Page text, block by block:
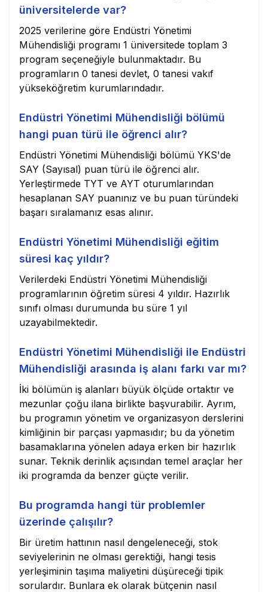
üniversitelerde var?
2025 verilerine göre Endüstri Yönetimi
Mühendisliği programı 1 üniversitede toplam 3
program seçeneğiyle bulunmaktadır. Bu
programların 0 tanesi devlet, 0 tanesi vakıf
yükseköğretim kurumlarındadır.
Endüstri Yönetimi Mühendisliği bölümü
hangi puan türü ile öğrenci alır?
Endüstri Yönetimi Mühendisliği bölümü YKS'de
SAY (Sayısal) puan türü ile öğrenci alır.
Yerleştirmede TYT ve AYT oturumlarından
hesaplanan SAY puanınız ve bu puan türündeki
başarı sıralamanız esas alınır.
Endüstri Yönetimi Mühendisliği eğitim
süresi kaç yıldır?
Verilerdeki Endüstri Yönetimi Mühendisliği
programlarının öğretim süresi 4 yıldır. Hazırlık
sınıfı olması durumunda bu süre 1 yıl
uzayabilmektedir.
Endüstri Yönetimi Mühendisliği ile Endüstri
Mühendisliği arasında iş alanı farkı var mı?
İki bölümün iş alanları büyük ölçüde ortaktır ve
mezunlar çoğu ilana birlikte başvurabilir. Ayrım,
bu programın yönetim ve organizasyon derslerini
kimliğinin bir parçası yapmasıdır; bu da yönetim
basamaklarına yönelen adaya erken bir hazırlık
sunar. Teknik derinlik açısından temel araçlar her
iki programda da benzer güçte verilir.
Bu programda hangi tür problemler
üzerinde çalışılır?
Bir üretim hattının nasıl dengeleneceği, stok
seviyelerinin ne olması gerektiği, hangi tesis
yerleşiminin taşıma maliyetini düşüreceği tipik
sorulardır. Bunlara ek olarak bütçenin nasıl